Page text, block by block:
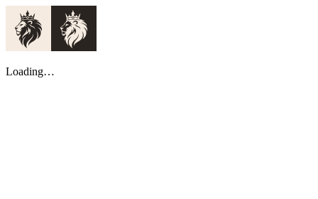
Loading…